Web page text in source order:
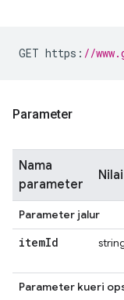
GET https : //
Parameter
Nama
parameter
Nilai
Parameter jalur
itemId
Parameter kueri